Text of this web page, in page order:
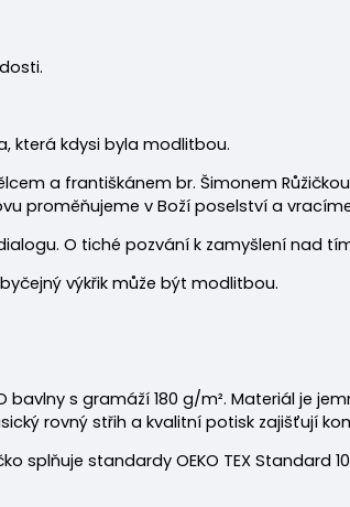
která kdysi byla modlitbou.
a františkánem br. Šimonem
proměňujeme v Boží poselství a
O tiché pozvání k zamyšlení nad
výkřik může být modlitbou.
bavlny s gramáží 180 g/m². Materiál je
rovný střih a kvalitní potisk zajišťují
splňuje standardy OEKO TEX Standard